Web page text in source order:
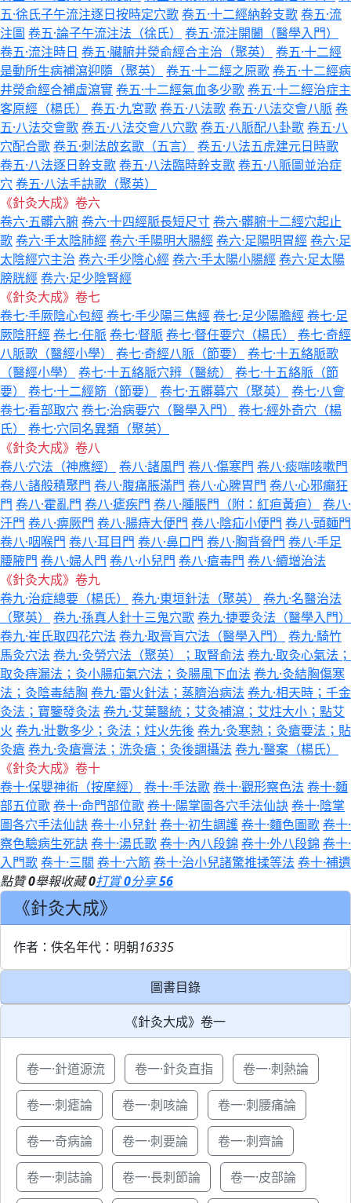
五·徐氏子午流注逐日按時定穴歌卷五·十二經納幹支歌卷五·流
注圖 卷五·論子午流注法（徐氏）
卷五·流注開闔（醫學入門）
卷五·流注時日 卷五·臟腑井滎俞經合主治（聚英）
卷五·十二經
是動所生病補瀉迎隨（聚英）
卷五·十二經之原歌卷五·十二經病
井滎俞經合補虛瀉實卷五·十二經氣血多少歌卷五·十二經治症主
客原經（楊氏）
卷五·九宮歌卷五·八法歌卷五·八法交會八脈 卷
五·八法交會歌卷五·八法交會八穴歌卷五·八脈配八卦歌卷五·八
穴配合歌卷五·刺法啟玄歌（五言）
卷五·八法五虎建元日時歌
卷五·八法逐日幹支歌卷五·八法臨時幹支歌卷五·八脈圖並治症
穴 卷五·八法手訣歌（聚英）
《針灸大成》卷六
卷六·五髒六腑卷六·十四經脈長短尺寸卷六·髒腑十二經穴起止
歌卷六·手太陰肺經卷六·手陽明大腸經卷六·足陽明胃經卷六·足
太陰經穴主治 卷六·手少陰心經卷六·手太陽小腸經卷六·足太陽
膀胱經卷六·足少陰腎經
《針灸大成》卷七
卷七·手厥陰心包經卷七·手少陽三焦經卷七·足少陽膽經卷七·足
厥陰肝經卷七·任脈 卷七·督脈 卷七·督任要穴（楊氏）
卷七·奇經
八脈歌（醫經小學）
卷七·奇經八脈（節要）
卷七·十五絡脈歌
（醫經小學）
卷七·十五絡脈穴辨（醫統）
卷七·十五絡脈（節
要）
卷七·十二經筋（節要） 卷七·五髒募穴（聚英）
卷七·八會
卷七·看部取穴 卷七·治病要穴（醫學入門）
卷七·經外奇穴（楊
氏）
卷七·穴同名異類（聚英）
《針灸大成》卷八
卷八·穴法（神應經）
卷八·諸風門 卷八·傷寒門 卷八·痰喘咳嗽門
卷八·諸般積聚門 卷八·腹痛脹滿門 卷八·心脾胃門 卷八·心邪癲狂
門 卷八·霍亂門 卷八·瘧疾門 卷八·腫脹門（附：紅疸黃疸）
卷八·
汗門 卷八·痹厥門 卷八·腸痔大便門 卷八·陰疝小便門 卷八·頭麵門
卷八·咽喉門 卷八·耳目門 卷八·鼻口門 卷八·胸背脅門 卷八·手足
腰腋門 卷八·婦人門 卷八·小兒門 卷八·瘡毒門 卷八·續增治法
《針灸大成》卷九
卷九·治症總要（楊氏）
卷九·東垣針法（聚英）
卷九·名醫治法
（聚英）
卷九·孫真人針十三鬼穴歌卷九·捷要灸法（醫學入門）
卷九·崔氏取四花穴法 卷九·取膏肓穴法（醫學入門）
卷九·騎竹
馬灸穴法 卷九·灸勞穴法（聚英）；取腎俞法 卷九·取灸心氣法；
取灸痔漏法；灸小腸疝氣穴法；灸腸風下血法 卷九·灸結胸傷寒
法；灸陰毒結胸 卷九·雷火針法；蒸臍治病法 卷九·相天時；千金
灸法；寶鑒發灸法 卷九·艾葉醫統；艾灸補瀉；艾炷大小；點艾
火 卷九·壯數多少；灸法；炷火先後 卷九·灸寒熱；灸瘡要法；貼
灸瘡卷九·灸瘡膏法；洗灸瘡；灸後調攝法 卷九·醫案（楊氏）
《針灸大成》卷十
卷十·保嬰神術（按摩經）
卷十·手法歌卷十·觀形察色法 卷十·麵
部五位歌卷十·命門部位歌卷十·陽掌圖各穴手法仙訣卷十·陰掌
圖各穴手法仙訣卷十·小兒針卷十·初生調護卷十·麵色圖歌卷十·
察色驗病生死訣卷十·湯氏歌卷十·內八段錦 卷十·外八段錦 卷十·
入門歌卷十·三關 卷十·六筋卷十·治小兒諸驚推揉等法 卷十·補遺
點贊0舉報收藏0打賞0分享56
《針灸大成》
作者：佚名年代：明朝16335
圖書目錄
《針灸大成》卷一
卷一·針道源流 卷一·針灸直指 卷一·刺熱論
卷一·刺瘧論 卷一·刺咳論 卷一·刺腰痛論
卷一·奇病論 卷一·刺要論 卷一·刺齊論
卷一·刺誌論 卷一·長刺節論 卷一·皮部論